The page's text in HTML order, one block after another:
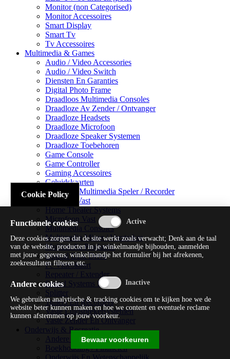
Monitor (non Categorised)
Monitor Accessoires
Smart Display
Smart Tv
Tv Accessoires
Multimedia & Games
Audio / Video Accessories
Audio / Video Switch
Diensten En Garanties
Digital Photo Frame
Draadloos Multimedia Consoles
Draadloze Av Zender / Ontvanger
Draadloze Headsets
Draadloze Microfoon
Draadloze Speaker Systemen
Draadloze Toebehoren
Game Console
Game Controller
Gaming Accessoires
Geluidskaarten
Handheld Multimedia Speler / Recorder
Headsets Vast
Home Theater Systems
Microfoon Vast
Multimedia Consoles
Multimedia Mixer / Versterker
Multimedia Productie
Optical Disk Drive
Pc Videokaart
Repeater / Extender
Sound Systems Hi-fi
Splitter
Tuners En Recorders
Vaste Luidsprekersystemen
Vaste Zender En Ontvanger
Onderwijs & Recreatie
Andere Beveiligingssoftware
Boekhouding / Financiën
Cookie Policy
Functionele cookies
Deze cookies zorgen dat de site werkt zoals verwacht; Denk aan de taal
van de website, producten in je winkelmandje bijhouden, aanmelden
met jouw gegevens, winkelmandje het formulier bij het afrekenen,
zoekresultaten filteren etc.
Andere cookies
We gebruiken analytische & tracking cookies om te kijken hoe we de
website beter kunnen maken en hoe we content en eventuele reclame
kunnen afstemmen op jouw voorkeur.
Bewaar voorkeuren